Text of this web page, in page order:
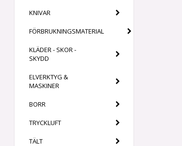
KNIVAR
FÖRBRUKNINGSMATERIAL
KLÄDER - SKOR -
SKYDD
ELVERKTYG &
MASKINER
BORR
TRYCKLUFT
TÄLT